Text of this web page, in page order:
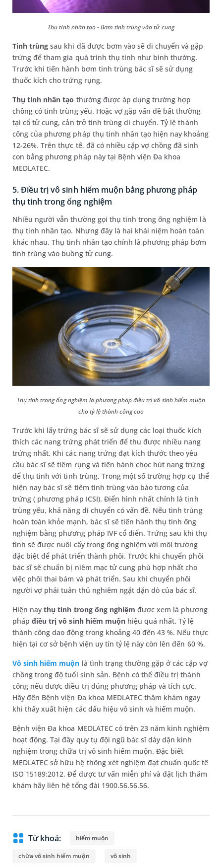
Thụ tinh nhân tạo - Bơm tinh trùng vào tử cung
Tinh trùng sau khi đã được bơm vào sẽ di chuyển và gặp
trứng để tham gia quá trình thụ tinh như bình thường.
Trước khi tiến hành bơm tinh trùng bác sĩ sẽ sử dụng
thuốc kích cho trứng rụng.
Thụ tinh nhân tạo thường được áp dụng trường hợp
chồng có tinh trùng yếu. Hoặc vợ gặp vấn đề bất thường
tại cổ tử cung, cản trở tinh trùng di chuyển. Tỷ lệ thành
công của phương pháp thụ tinh nhân tạo hiện nay khoảng
12-26%. Trên thực tế, đã có nhiều cặp vợ chồng đã sinh
con bằng phương pháp này tại Bệnh viện Đa khoa
MEDLATEC.
5. Điều trị vô sinh hiếm muộn bằng phương pháp
thụ tinh trong ống nghiệm
Nhiều người vẫn thường gọi thụ tinh trong ống nghiệm là
thụ tinh nhân tạo. Nhưng đây là hai khái niệm hoàn toàn
khác nhau. Thụ tinh nhân tạo chính là phương pháp bơm
tinh trùng vào buồng tử cung.
Thụ tinh trong ống nghiệm là phương pháp điều trị vô sinh hiếm muộn
cho tỷ lệ thành công cao
Trước khi lấy trứng bác sĩ sẽ sử dụng các loại thuốc kích
thích các nang trứng phát triển để thu được nhiều nang
trứng nhất. Khi các nang trứng đạt kích thước theo yêu
cầu bác sĩ sẽ tiêm rụng và tiến hành chọc hút nang trứng
để thụ tinh với tinh trùng. Trong một số trường hợp cụ thể
hiện nay bác sĩ sẽ tiêm tinh trùng vào bào tương của
trứng ( phương pháp ICSI). Điển hình nhất chính là tinh
trùng yếu, khả năng di chuyển có vấn đề. Nếu tình trùng
hoàn toàn khỏe mạnh, bác sĩ sẽ tiến hành thụ tinh ống
nghiệm bằng phương pháp IVF cổ điển. Trứng sau khi thụ
tinh sẽ được nuôi cấy trong ống nghiệm với môi trường
đặc biệt để phát triển thành phôi. Trước khi chuyển phôi
bác sĩ sẽ chuẩn bị niêm mạc tử cung phù hợp nhất cho
việc phôi thai bám và phát triển. Sau khi chuyển phôi
người vợ phải tuân thủ nghiêm ngặt dặn dò của bác sĩ.
Hiện naythụ tinh trong ống nghiệm được xem là phương
phápđiều trị vô sinh hiếm muộnhiệu quả nhất. Tỷ lệ
thành công dao động trong khoảng 40 đến 43 %. Nếu thực
hiện tại cơ sở bệnh viện uy tín tỷ lệ này còn lên đến 60 %.
Vô sinh hiếm muộn là tình trạng thường gặp ở các cặp vợ
chồng trong độ tuổi sinh sản. Bệnh có thể điều trị thành
công nếu được điều trị đúng phương pháp và tích cực.
Hãy đến Bệnh viện Đa khoa MEDLATEC thăm khám ngay
khi thấy xuất hiện các dấu hiệu vô sinh và hiếm muộn.
Bệnh viện Đa khoa MEDLATEC có trên 23 năm kinh nghiệm
hoạt động. Tại đây quy tụ đội ngũ bác sĩ dày dặn kinh
nghiệm trong chữa trị vô sinh hiếm muộn. Đặc biết
MEDLATEC sở hữu hệ thống xét nghiệm đạt chuẩn quốc tế
ISO 15189:2012. Để được tư vấn miễn phí và đặt lịch thăm
khám hãy liên hệ tổng đài 1900.56.56.56.
Từ khoá: hiếm muộn
chữa vô sinh hiếm muộn vô sinh